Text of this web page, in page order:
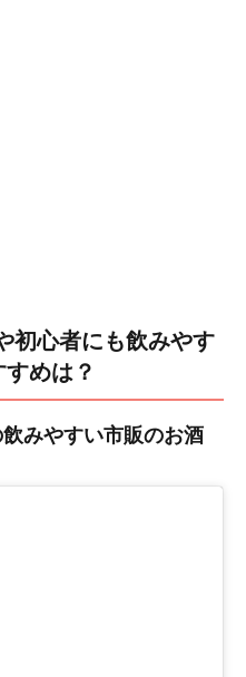
初心者にも飲みやす
めは？
みやすい市販のお酒